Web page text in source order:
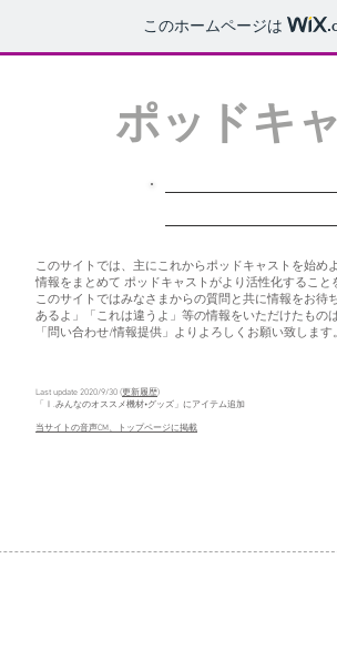
このホームページは
ポッドキ
このサイトでは、主にこれからポッドキャストを始
情報をまとめて ポッドキャストがより活性化すること
このサイトではみなさまからの質問と共に情報をお
あるよ」「これは違うよ」等の情報をいただけたもの
「問い合わせ/情報提供」よりよろしくお願い致します
Last update 2020/9/30 (更新履歴)
「Ⅰ.みんなのオススメ機材•グッズ」にアイテム追加
​当サイトの音声CM、トップページに掲載